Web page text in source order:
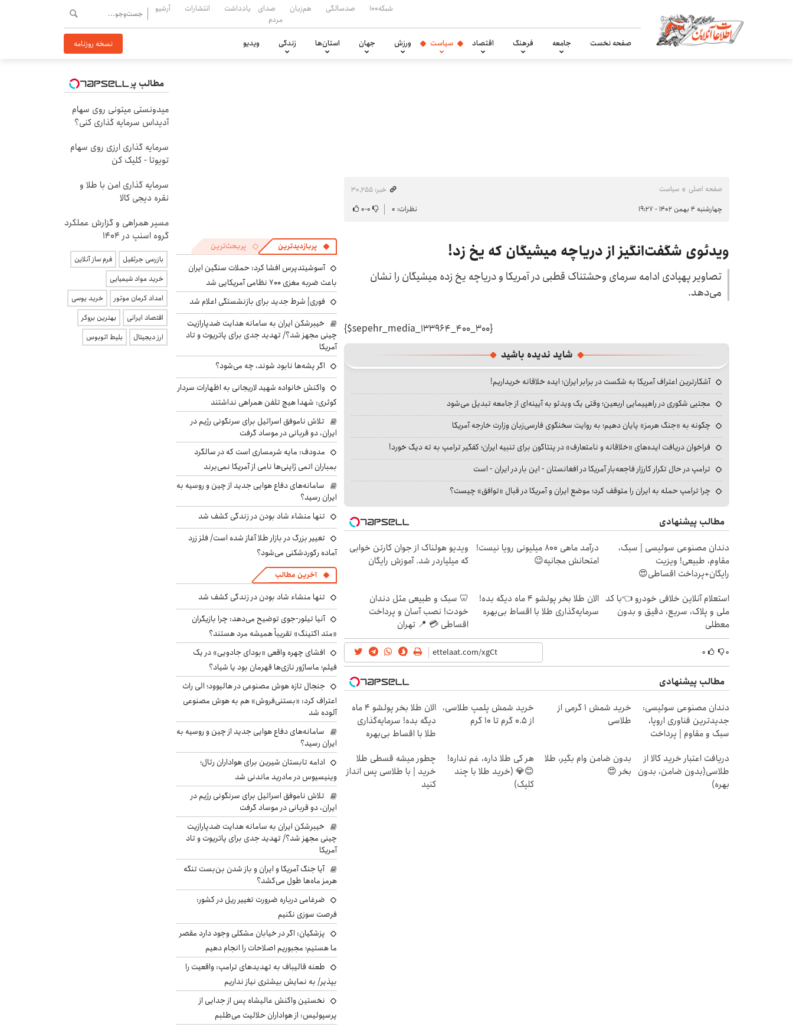
شبکه۱۰۰ صدسالگی هم‌زبان
صدای
مردم
یادداشت انتشارات آرشیو
صفحه نخست جامعه فرهنگ اقتصاد سیاست ورزش جهان استان‌ها زندگی ویدیو نسخه روزنامه
صفحه اصلی سیاست
خبر: ۳۰٬۲۵۵
چهارشنبه ۴ بهمن ۱۴۰۲ - ۱۹:۲۷
نظرات: ۰ ۰-۰
ویدئوی شگفت‌انگیز از دریاچه میشیگان که یخ زد!
تصاویر پهپادی ادامه سرمای وحشتناک قطبی در آمریکا و دریاچه یخ زده میشیگان را نشان
می‌دهد.
{$sepehr_media_133964_400_300}
شاید ندیده باشید
آشکارترین اعتراف آمریکا به شکست در برابر ایران؛ ایده خلاقانه خریداریم!
مجتبی شکوری در راهپیمایی اربعین؛ وقتی یک ویدئو به آیینه‌ای از جامعه تبدیل می‌شود
چگونه به «جنگ هرمز» پایان دهیم؛ به روایت سخنگوی فارسی‌زبان وزارت خارجه آمریکا
فراخوان دریافت ایده‌های «خلاقانه و نامتعارف» در پنتاگون برای تنبیه ایران؛ کفگیر ترامپ به ته دیگ خورد!
ترامپ در حال تکرار کارزار فاجعه‌بار آمریکا در افغانستان - این بار در ایران - است
چرا ترامپ حمله به ایران را متوقف کرد؛ موضع ایران و آمریکا در قبال «توافق» چیست؟
مطالب پیشنهادی
دندان مصنوعی سوئیسی | سبک،
مقاوم، طبیعی! ویزیت
رایگان+پرداخت اقساطی😍
درآمد ماهی 800 میلیونی رویا نیست!
امتحانش مجانیه😉
ویدیو هولناک از جوان کارتن خوابی
که میلیاردر شد. آموزش رایگان
استعلام آنلاین خلافی خودرو 👈با کد
ملی و پلاک، سریع، دقیق و بدون
معطلی
الان طلا بخر پولشو 4 ماه دیگه بده!
سرمایه‌گذاری طلا با اقساط بی‌بهره
🦷 سبک و طبیعی مثل دندان
خودت! نصب آسان و پرداخت
اقساطی 💳 📍 تهران
۰ ۰
مطالب پیشنهادی
دندان مصنوعی سوئیسی:
جدیدترین فناوری اروپا،
سبک و مقاوم | پرداخت
خرید شمش 1 گرمی از
طلاسی
خرید شمش پلمپ طلاسی،
از ۰.۵ گرم تا ۱۰ گرم
الان طلا بخر پولشو 4 ماه
دیگه بده! سرمایه‌گذاری
طلا با اقساط بی‌بهره
دریافت اعتبار خرید کالا از
طلاسی(بدون ضامن، بدون
بهره)
بدون ضامن وام بگیر، طلا
بخر 😍
هر کی طلا داره، غم نداره!
😊💎 (خرید طلا با چند
کلیک)
چطور میشه قسطی طلا
خرید | با طلاسی پس انداز
کنید
پربازدیدترین پربحث‌ترین
آسوشیتدپرس افشا کرد: حملات سنگین ایران
باعث ضربه مغزی ۷۰۰ نظامی آمریکایی شد
فوری| شرط جدید برای بازنشستگی اعلام شد
خیبرشکن ایران به سامانه هدایت ضدپارازیت
چینی مجهز شد؟/ تهدید جدی برای پاتریوت و تاد
آمریکا
اگر پشه‌ها نابود شوند، چه می‌شود؟
واکنش خانواده شهید لاریجانی به اظهارات سردار
کوثری: شهدا هیچ تلفن همراهی نداشتند
تلاش ناموفق اسرائیل برای سرنگونی رژیم در
ایران، دو قربانی در موساد گرفت
مدودف: مایه شرمساری است که در سالگرد
بمباران اتمی ژاپنی‌ها نامی از آمریکا نمی‌برند
سامانه‌های دفاع هوایی جدید از چین و روسیه به
ایران رسید؟
تنها منشاء شاد بودن در زندگی کشف شد
تغییر بزرگ در بازار طلا آغاز شده است/ فلز زرد
آماده رکوردشکنی می‌شود؟
آخرین مطالب
تنها منشاء شاد بودن در زندگی کشف شد
آنیا تیلور-جوی توضیح می‌دهد: چرا بازیگران
«متد اکتینگ» تقریباً همیشه مرد هستند؟
افشای چهره واقعی «بودای جادویی» در یک
فیلم؛ ماساژور نازی‌ها قهرمان بود یا شیاد؟
جنجال تازه هوش مصنوعی در هالیوود؛ الی راث
اعتراف کرد: «بستنی‌فروش» هم به هوش مصنوعی
آلوده شد
سامانه‌های دفاع هوایی جدید از چین و روسیه به
ایران رسید؟
ادامه تابستان شیرین برای هواداران رئال؛
وینیسیوس در مادرید ماندنی شد
تلاش ناموفق اسرائیل برای سرنگونی رژیم در
ایران، دو قربانی در موساد گرفت
خیبرشکن ایران به سامانه هدایت ضدپارازیت
چینی مجهز شد؟/ تهدید جدی برای پاتریوت و تاد
آمریکا
آیا جنگ آمریکا و ایران و باز شدن بن‌بست تنگه
هرمز ماه‌ها طول می‌کشد؟
ضرغامی درباره ضرورت تغییر ریل در کشور:
فرصت سوزی نکنیم
پزشکیان: اگر در خیابان مشکلی وجود دارد مقصر
ما هستیم؛ مجبوریم اصلاحات را انجام دهیم
طعنه قالیباف به تهدیدهای ترامپ: واقعیت را
بپذیر/ به نمایش بیشتری نیاز نداریم
نخستین واکنش عالیشاه پس از جدایی از
پرسپولیس: از هواداران حلالیت می‌طلبم
مطالب پیشنهادی
میدونستی میتونی روی سهام
آدیداس سرمایه گذاری کنی؟
سرمایه گذاری ارزی روی سهام
تویوتا - کلیک کن
سرمایه گذاری امن با طلا و
نقره دیجی کالا
مسیر همراهی و گزارش عملکرد
گروه اسنپ در ۱۴۰۴
بازرسی جرثقیل
فرم ساز آنلاین
خرید مواد شیمیایی
امداد کرمان موتور
خرید یوسی
اقتصاد ایرانی
بهترین بروکر
ارز دیجیتال
بلیط اتوبوس